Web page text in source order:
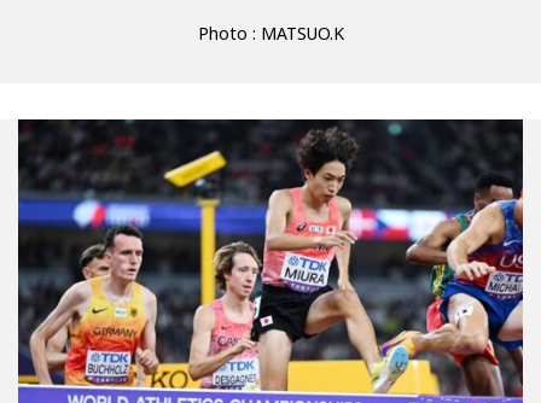
Photo : MATSUO.K